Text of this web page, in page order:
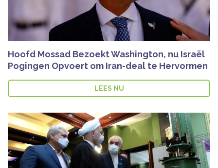
Hoofd Mossad Bezoekt Washington, nu Israël
Pogingen Opvoert om Iran-deal te Hervormen
LEES NU